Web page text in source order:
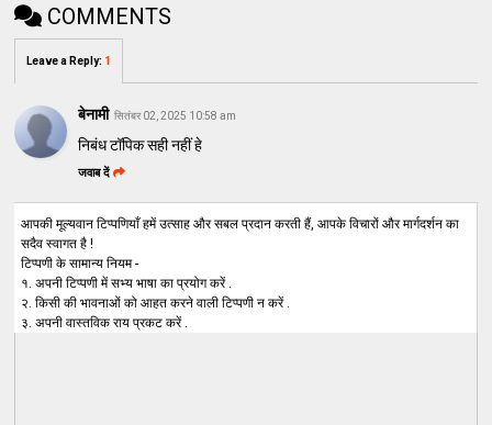
COMMENTS
Leave a Reply: 1
बेनामी सितंबर 02, 2025 10:58 am
निबंध टॉपिक सही नहीं हे
जवाब दें
आपकी मूल्यवान टिप्पणियाँ हमें उत्साह और सबल प्रदान करती हैं, आपके विचारों और मार्गदर्शन का
सदैव स्वागत है !
टिप्पणी के सामान्य नियम -
१. अपनी टिप्पणी में सभ्य भाषा का प्रयोग करें .
२. किसी की भावनाओं को आहत करने वाली टिप्पणी न करें .
३. अपनी वास्तविक राय प्रकट करें .